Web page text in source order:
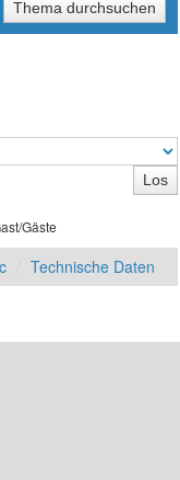
Gäste
Technische Daten